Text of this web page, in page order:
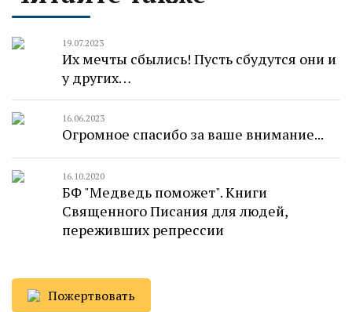
19.07.2023
Их мечты сбылись! Пусть сбудутся они и
у других…
16.06.2023
Огромное спасибо за ваше внимание...
16.10.2020
БФ "Медведь поможет". Книги
Священного Писания для людей,
переживших репрессии
Пожертвовать